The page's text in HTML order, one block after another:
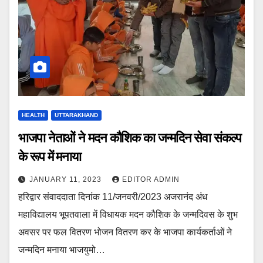
HEALTH UTTARAKHAND
भाजपा नेताओं ने मदन कौशिक का जन्मदिन सेवा संकल्प
के रूप में मनाया
JANUARY 11, 2023 EDITOR ADMIN
हरिद्वार संवाददाता दिनांक 11/जनवरी/2023 अजरानंद अंध
महाविद्यालय भूपतवाला में विधायक मदन कौशिक के जन्मदिवस के शुभ
अवसर पर फल वितरण भोजन वितरण कर के भाजपा कार्यकर्ताओं ने
जन्मदिन मनाया भाजयुमो…